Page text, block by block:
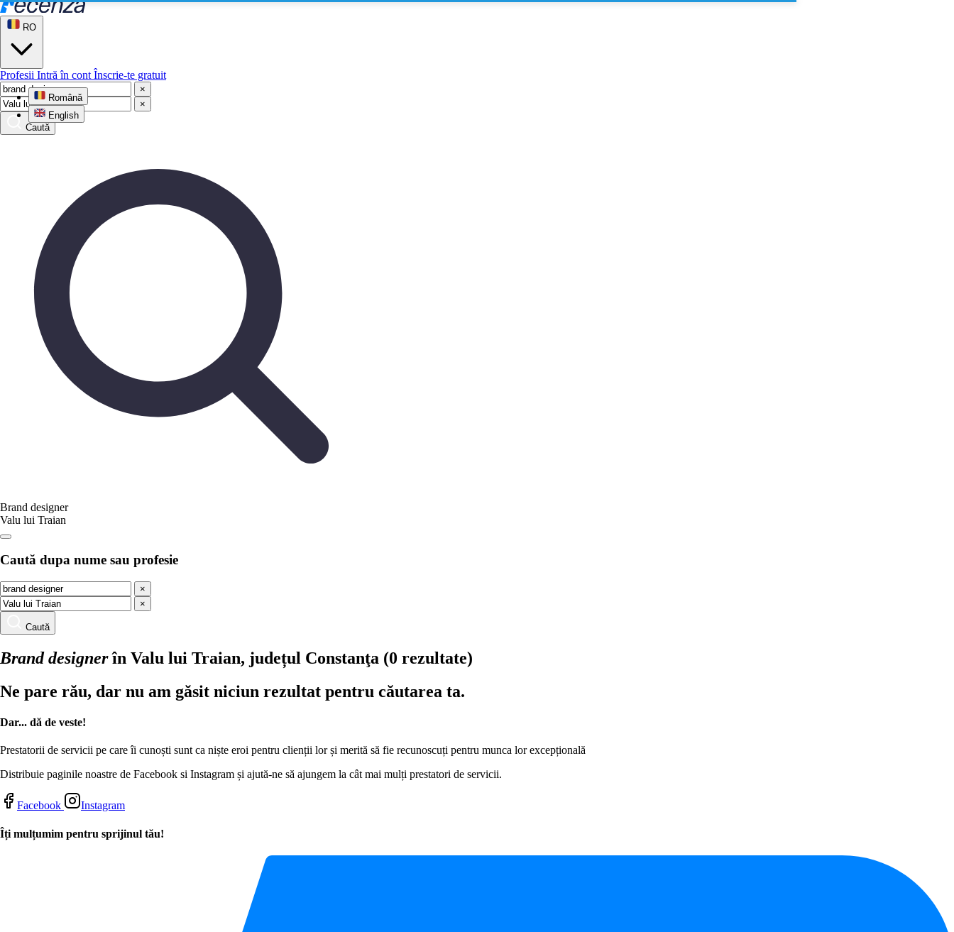
RO
Română
English
Profesii Intră în cont Înscrie-te gratuit
×
×
Caută
Brand designer
Valu lui Traian
Caută dupa nume sau profesie
×
×
Caută
Brand designerîn Valu lui Traian, județul Constanţa (0 rezultate)
Ne pare rău, dar nu am găsit niciun rezultat pentru căutarea ta.
Dar... dă de veste!
Prestatorii de servicii pe care îi cunoști sunt ca niște eroi pentru clienții lor și merită să fie recunoscuți pentru munca lor excepțională
Distribuie paginile noastre de Facebook si Instagram și ajută-ne să ajungem la cât mai mulți prestatori de servicii.
Facebook Instagram
Îți mulțumim pentru sprijinul tău!